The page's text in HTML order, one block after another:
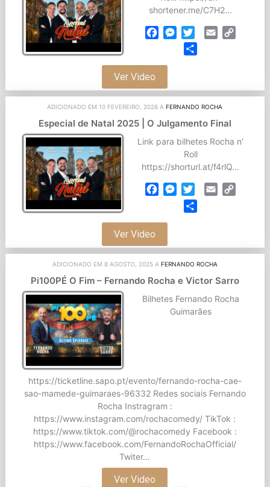
shortener.me/C7H2...
Ver Video
FacebookMessenger
TwitterEmail
ADICIONADO EM 10 FEVEREIRO, 2026 A FERNANDO ROCHA
Especial de Natal 2025 | O Julgamento Final
Link para bilhetes Rocha n’
Roll
https://shorturl.at/f4rlQ...
Ver Video
FacebookMessenger
TwitterEmail
ADICIONADO EM 8 AGOSTO, 2025 A FERNANDO ROCHA
Pi100PÉ O Fim – Fernando Rocha e Victor Sarro
Bilhetes Fernando Rocha
Guimarães
https://ticketline.sapo.pt/evento/fernando-rocha-cae-
sao-mamede-guimaraes-96332 Redes sociais Fernando
Rocha Instragram :
https://www.instagram.com/rochacomedy/ TikTok :
https://www.tiktok.com/@rochacomedy Facebook :
https://www.facebook.com/FernandoRochaOfficial/
Twiter...
Ver Video